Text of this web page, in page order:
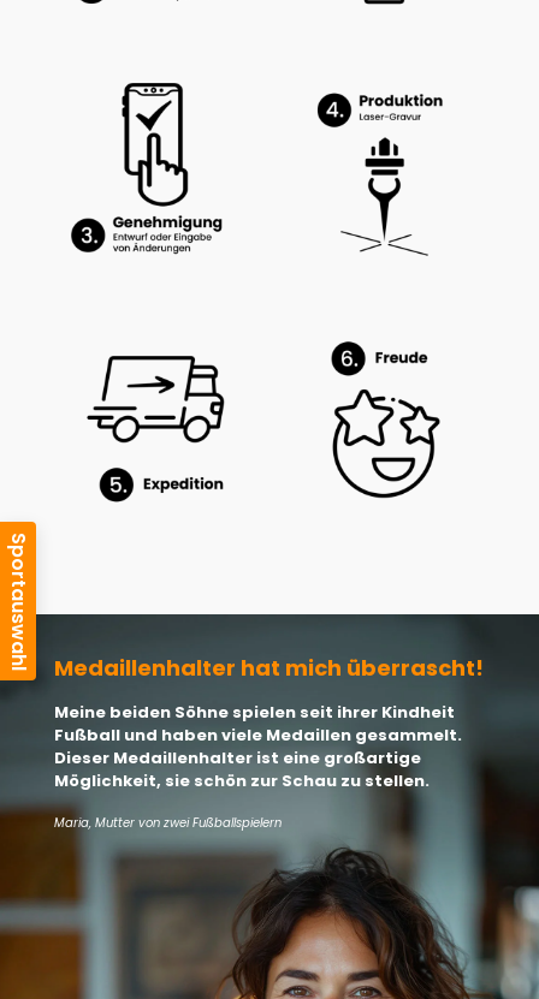
Medaillenhalter hat mich überrascht!
Meine beiden Söhne spielen seit ihrer Kindheit
Fußball und haben viele Medaillen gesammelt.
Dieser Medaillenhalter ist eine großartige
Möglichkeit, sie schön zur Schau zu stellen.
Maria, Mutter von zwei Fußballspielern